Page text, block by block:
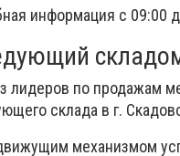
информация c 09:00
лидеров по продажам
склада в г.
механизмом